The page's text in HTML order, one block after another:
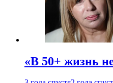
«В 50+ жизнь